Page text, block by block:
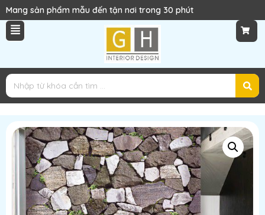
Mang sản phẩm mẫu đến tận nơi trong 30 phút